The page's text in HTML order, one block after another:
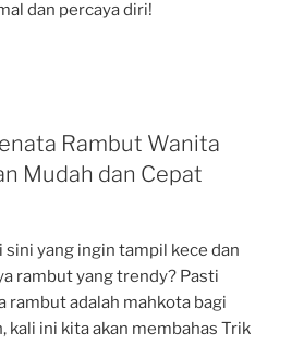
dan percaya diri!
Rambut Wanita
Mudah dan Cepat
sini yang ingin tampil kece dan
rambut yang trendy? Pasti
rambut adalah mahkota bagi
kali ini kita akan membahas Trik